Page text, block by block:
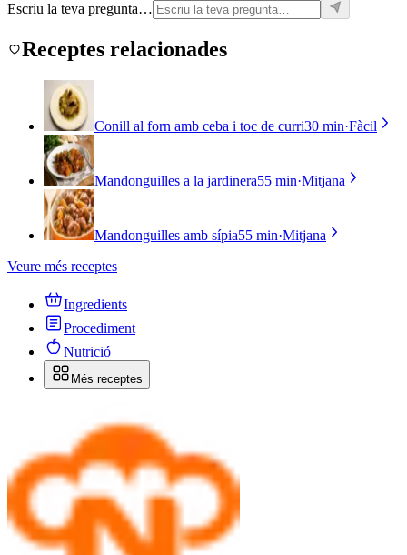
Escriu la teva pregunta…
Receptes relacionades
Conill al forn amb ceba i toc de curri30 min·Fàcil
Mandonguilles a la jardinera55 min·Mitjana
Mandonguilles amb sípia55 min·Mitjana
Veure més receptes
Ingredients
Procediment
Nutrició
Més receptes